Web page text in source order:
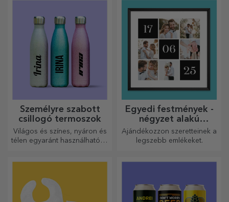
tökéletesek.
Személyre szabott
csillogó termoszok
Világos és színes, nyáron és
télen egyaránt használható, a
őket!
Egyedi festmények -
négyzet alakú
formátum
Ajándékozzon szeretteinek a
legszebb emlékeket.